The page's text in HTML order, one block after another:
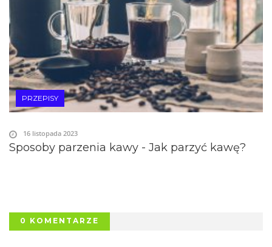
PRZEPISY
Sposoby parzenia kawy - Jak parzyć kawę?
16 listopada 2023
0 KOMENTARZE